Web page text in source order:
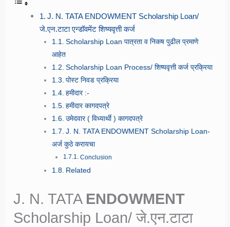
J. N. TATA ENDOWMENT Scholarship Loan/
जे.एन.टाटा एन्डॉवमेंट शिष्यवृत्ती कर्ज
Scholarship Loan पात्रता व निकष पुढील प्रमाणे
आहेत
Scholarship Loan Process/ शिष्यवृत्ती कर्ज प्रक्रिया
पोस्ट निवड प्रक्रिया
हमीदार :-
हमीदार कागदपत्रे
उमेदवार ( विध्यार्थी ) कागदपत्रे
J. N. TATA ENDOWMENT Scholarship Loan-
अर्ज कुठे करायचा
Conclusion
Related
J. N. TATA ENDOWMENT
Scholarship Loan/ जे.एन.टाटा